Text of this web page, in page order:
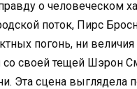
о человеческом
поток, Пирс
погонь, ни
своей тещей Шэрон
Эта сцена выглядела